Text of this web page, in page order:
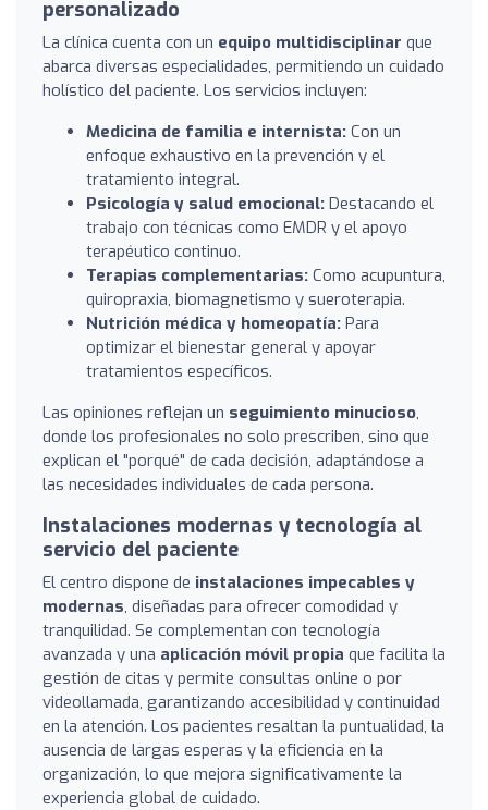
personalizado
La clínica cuenta con un equipo multidisciplinar que
abarca diversas especialidades, permitiendo un cuidado
holístico del paciente. Los servicios incluyen:
Medicina de familia e internista: Con un
enfoque exhaustivo en la prevención y el
tratamiento integral.
Psicología y salud emocional: Destacando el
trabajo con técnicas como EMDR y el apoyo
terapéutico continuo.
Terapias complementarias: Como acupuntura,
quiropraxia, biomagnetismo y sueroterapia.
Nutrición médica y homeopatía: Para
optimizar el bienestar general y apoyar
tratamientos específicos.
Las opiniones reflejan un seguimiento minucioso,
donde los profesionales no solo prescriben, sino que
explican el "porqué" de cada decisión, adaptándose a
las necesidades individuales de cada persona.
Instalaciones modernas y tecnología al
servicio del paciente
El centro dispone de instalaciones impecables y
modernas, diseñadas para ofrecer comodidad y
tranquilidad. Se complementan con tecnología
avanzada y una aplicación móvil propia que facilita la
gestión de citas y permite consultas online o por
videollamada, garantizando accesibilidad y continuidad
en la atención. Los pacientes resaltan la puntualidad, la
ausencia de largas esperas y la eficiencia en la
organización, lo que mejora significativamente la
experiencia global de cuidado.